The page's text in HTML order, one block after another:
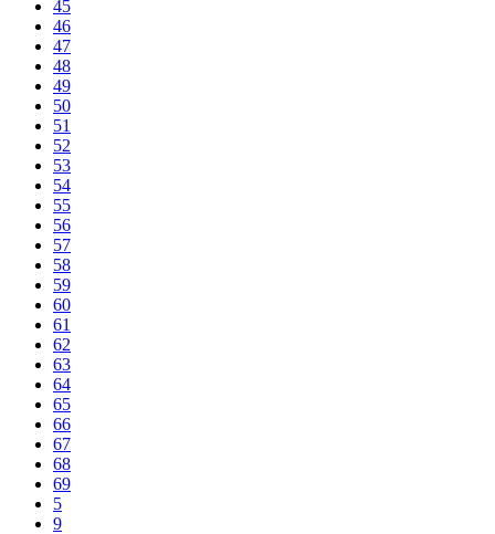
45
46
47
48
49
50
51
52
53
54
55
56
57
58
59
60
61
62
63
64
65
66
67
68
69
5
9